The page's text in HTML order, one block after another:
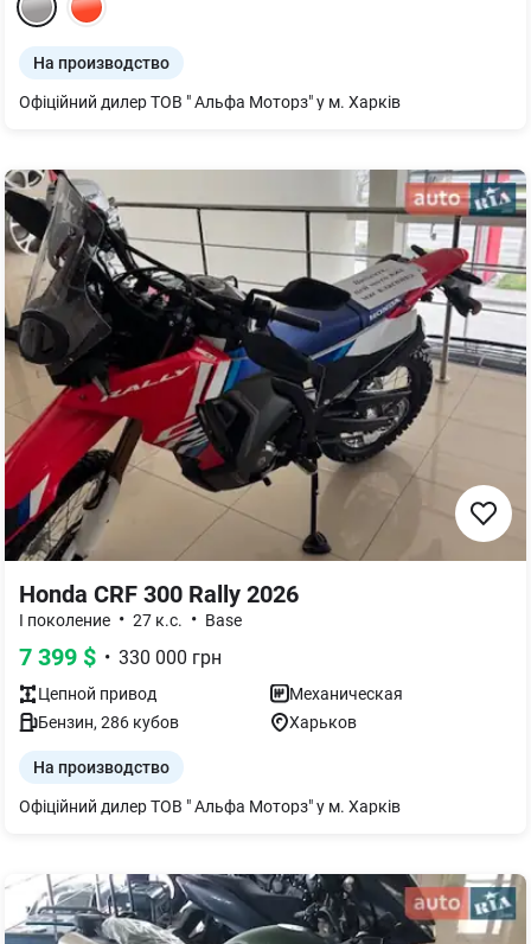
На производство
Офіційний дилер ТОВ " Альфа Моторз" у м. Харків
Honda CRF 300 Rally 2026
I поколение • 27 к.с. • Base
7 399 $ • 330 000 грн
Цепной привод
Механическая
Бензин, 286 кубов Харьков
На производство
Офіційний дилер ТОВ " Альфа Моторз" у м. Харків